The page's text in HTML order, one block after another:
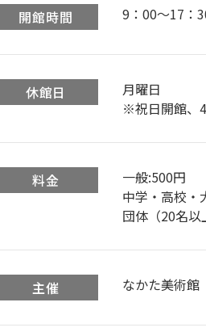
開館時間 9：00〜17：
休館日
月曜日
※祝日開館、
料金
一般:500円
中学・高校・
団体（20名
主催 なかた美術館